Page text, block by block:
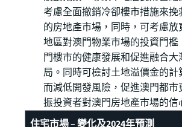
考慮全面撤銷冷卻樓市措施來挽
的房地產市場，同時，可考慮放
地區對澳門物業市場的投資門檻
門樓市的健康發展和促進融合大
局。同時可檢討土地溢價金的計
而減低開發風險，促進澳門都市
振投資者對澳門房地產市場的信
住宅市場 – 變化及2024年預測